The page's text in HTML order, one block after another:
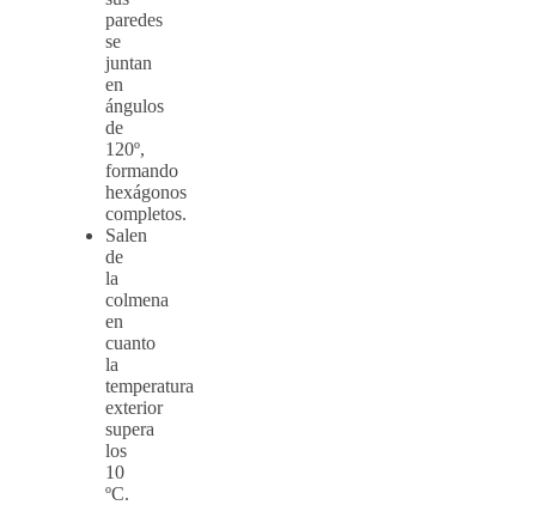
paredes
se
juntan
en
ángulos
de
120º,
formando
hexágonos
completos.
Salen
de
la
colmena
en
cuanto
la
temperatura
exterior
supera
los
10
ºC.